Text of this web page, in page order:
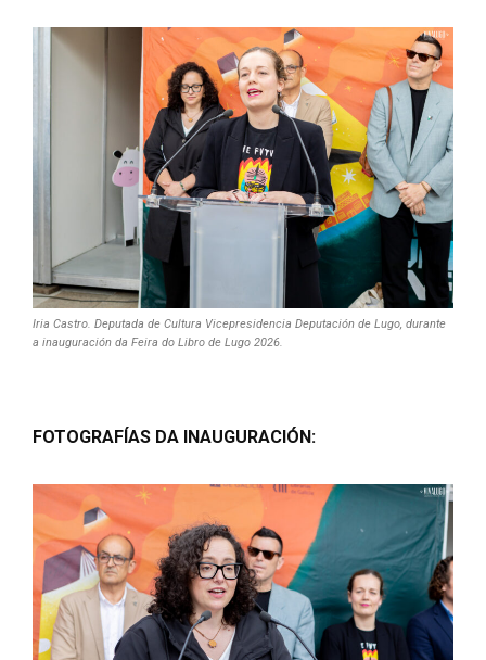
Iria Castro. Deputada de Cultura Vicepresidencia Deputación de Lugo, durante
a inauguración da Feira do Libro de Lugo 2026.
FOTOGRAFÍAS DA INAUGURACIÓN: